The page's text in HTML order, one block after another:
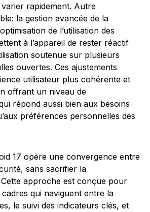
rapidement. Autre
la gestion avancée de la
de l’utilisation des
à l’appareil de rester réactif
soutenue sur plusieurs
ouvertes. Ces ajustements
utilisateur plus cohérente et
offrant un niveau de
répond aussi bien aux besoins
préférences personnelles des
17 opère une convergence entre
sans sacrifier la
approche est conçue pour
qui naviguent entre la
le suivi des indicateurs clés, et